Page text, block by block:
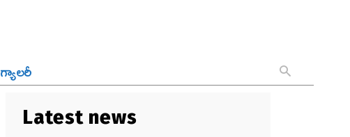
గ్యాలరీ
Latest news